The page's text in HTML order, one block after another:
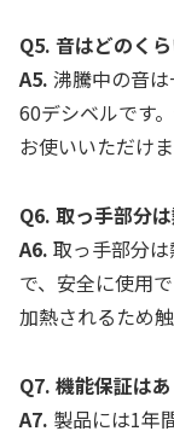
Q5. 音はどのく
A5. 沸騰中の音
60デシベルです
お使いいただけま
Q6. 取っ手部分
A6. 取っ手部分
で、安全に使用
加熱されるため
Q7. 機能保証は
A7. 製品には1年